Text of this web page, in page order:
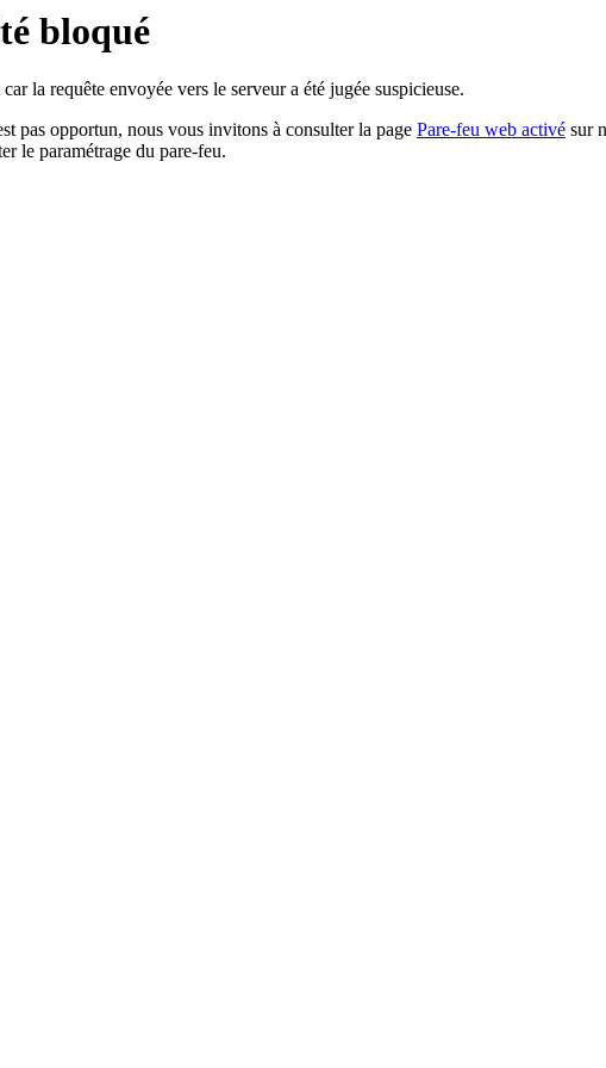
bloqué
la requête envoyée vers le serveur a été jugée suspicieuse.
pas opportun, nous vous invitons à consulter la page Pare-feu web activé sur
le paramétrage du pare-feu.